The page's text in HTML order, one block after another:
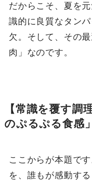
だからこそ、夏を
識的に良質なタン
欠。そして、その
肉」なのです。
【常識を覆す調
のぷるぷる食感
ここからが本題で
を、誰もが感動す